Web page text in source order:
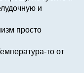
и
просто
то от